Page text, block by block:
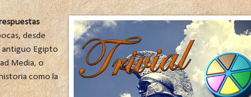
desde
Egipto
Media, o
como la